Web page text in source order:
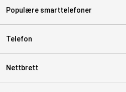
Populære smarttelefoner
Telefon
Nettbrett